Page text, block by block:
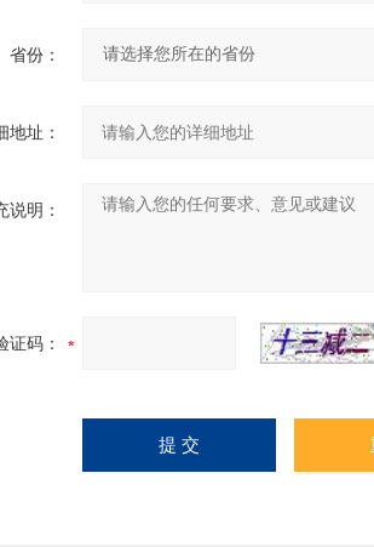
省份：
地址：
说明：
证码：